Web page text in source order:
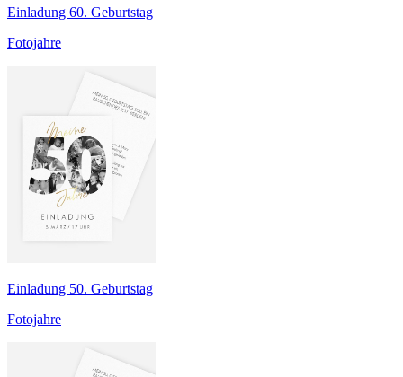
Einladung 60. Geburtstag
Fotojahre
Einladung 50. Geburtstag
Fotojahre